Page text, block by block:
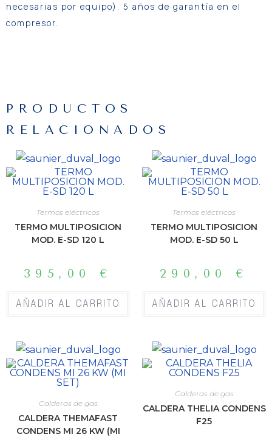
necesarias por equipo). 5 años de garantía en el
compresor.
PRODUCTOS
RELACIONADOS
Termos eléctricos
TERMO MULTIPOSICION
MOD. E-SD 120 L
395,00 €
AÑADIR AL CARRITO
Termos eléctricos
TERMO MULTIPOSICION
MOD. E-SD 50 L
290,00 €
AÑADIR AL CARRITO
Calderas de gas
CALDERA THEMAFAST
CONDENS MI 26 KW (MI
Calderas de gas
CALDERA THELIA CONDENS
F25